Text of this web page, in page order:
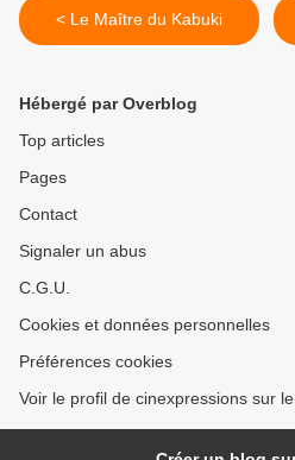
< Le Maître du Kabuki
Hébergé par Overblog
Top articles
Pages
Contact
Signaler un abus
C.G.U.
Cookies et données personnelles
Préférences cookies
Voir le profil de cinexpressions sur